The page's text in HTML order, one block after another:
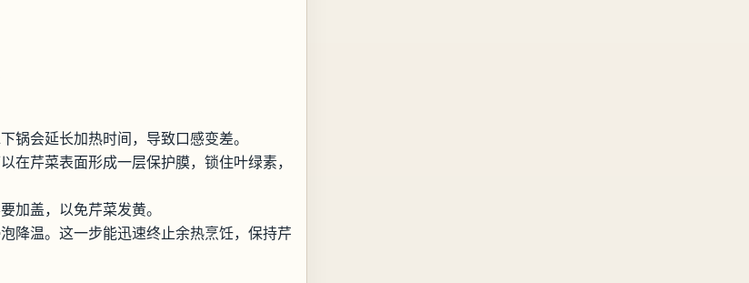
锅会延长加热时间，导致口感变差。
在芹菜表面形成一层保护膜，锁住叶绿素，
加盖，以免芹菜发黄。
降温。这一步能迅速终止余热烹饪，保持芹